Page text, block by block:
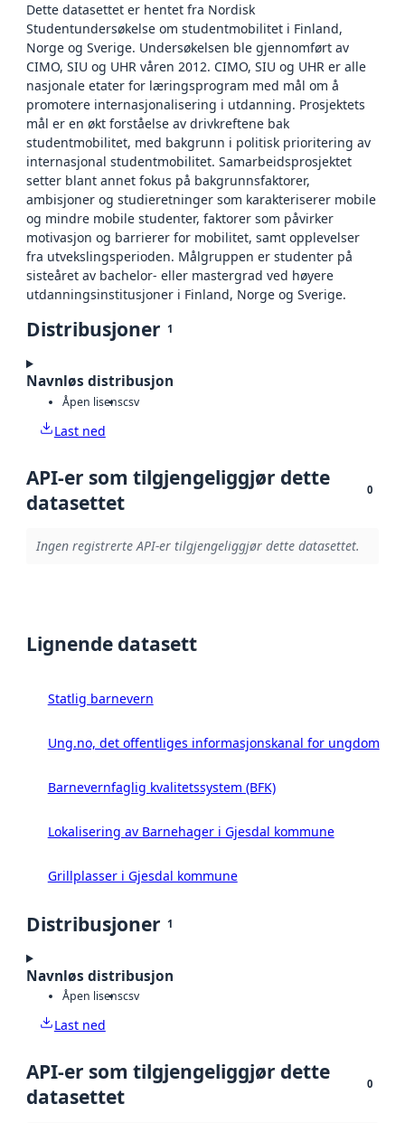
Dette datasettet er hentet fra Nordisk
Studentundersøkelse om studentmobilitet i Finland,
Norge og Sverige. Undersøkelsen ble gjennomført av
CIMO, SIU og UHR våren 2012. CIMO, SIU og UHR er alle
nasjonale etater for læringsprogram med mål om å
promotere internasjonalisering i utdanning. Prosjektets
mål er en økt forståelse av drivkreftene bak
studentmobilitet, med bakgrunn i politisk prioritering av
internasjonal studentmobilitet. Samarbeidsprosjektet
setter blant annet fokus på bakgrunnsfaktorer,
ambisjoner og studieretninger som karakteriserer mobile
og mindre mobile studenter, faktorer som påvirker
motivasjon og barrierer for mobilitet, samt opplevelser
fra utvekslingsperioden. Målgruppen er studenter på
sisteåret av bachelor- eller mastergrad ved høyere
utdanningsinstitusjoner i Finland, Norge og Sverige.
Distribusjoner 1
Navnløs distribusjon
Åpen lisenscsv
Last ned
API-er som tilgjengeliggjør dette
datasettet
0
Ingen registrerte API-er tilgjengeliggjør dette datasettet.
Lignende datasett
Statlig barnevern
Ung.no, det offentliges informasjonskanal for ungdom
Barnevernfaglig kvalitetssystem (BFK)
Lokalisering av Barnehager i Gjesdal kommune
Grillplasser i Gjesdal kommune
Distribusjoner 1
Navnløs distribusjon
Åpen lisenscsv
Last ned
API-er som tilgjengeliggjør dette
datasettet
0